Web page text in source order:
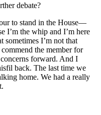
debate?
to stand in the House—
I’m the whip and I’m here
sometimes I’m not that
the member for
forward. And I
back. The last time we
home. We had a really